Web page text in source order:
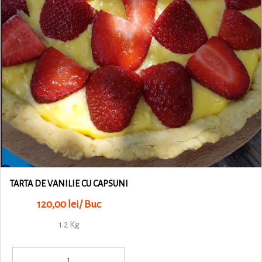
TARTA DE VANILIE CU CAPSUNI
120,00 lei/ Buc
1.2 Kg